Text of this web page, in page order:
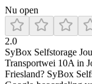
Nu open
2.0
SyBox Selfstorage
Transportwei 10A in
Friesland? SyBox